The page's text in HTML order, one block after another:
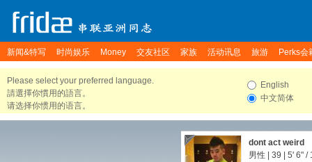
新闻&特写 时尚娱乐 Money 交友社区 家族 活动讯息 旅游 Perks会
Please select your preferred language.
請選擇你慣用的語言。
请选择你惯用的语言。
English
中文简体
dont act weird
男性 | 39 | 5' 6" /